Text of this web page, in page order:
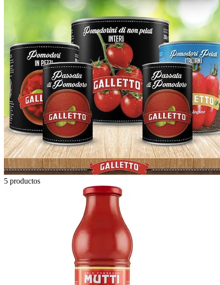
5 productos